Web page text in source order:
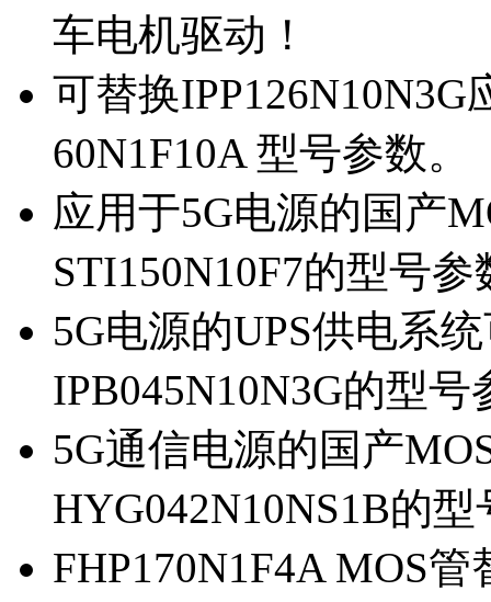
车电机驱动！
可替换
60N1F10A 型号参数。
应用于5G电源的国产
STI150N10F7的型号参
5G电源的UPS供电系
IPB045N10N3G的型号
5G通信电源的国产
HYG042N10NS1B的
FHP170N1F4A MOS